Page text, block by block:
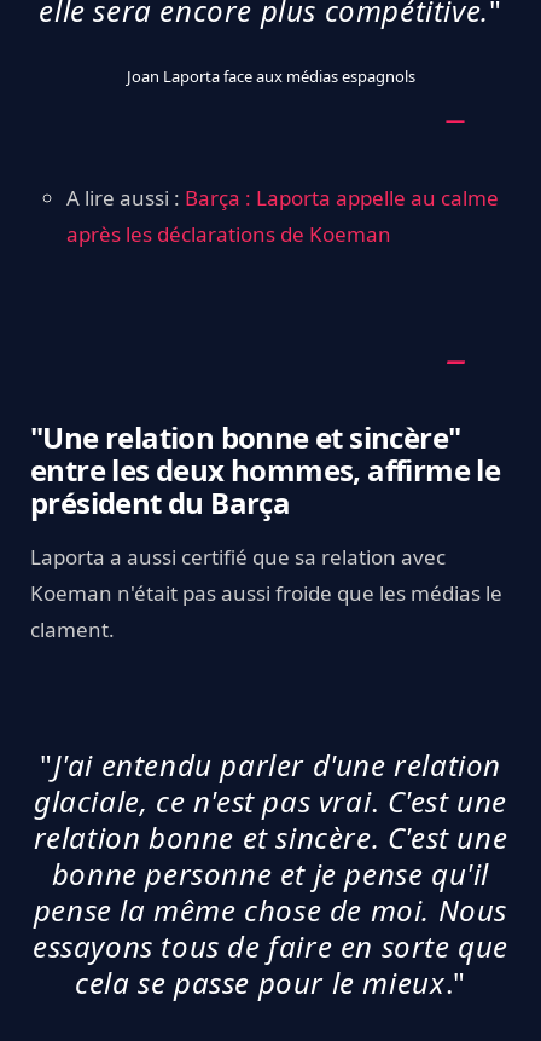
elle sera encore plus compétitive."
Joan Laporta face aux médias espagnols
A lire aussi : Barça : Laporta appelle au calme
après les déclarations de Koeman
"Une relation bonne et sincère"
entre les deux hommes, affirme le
président du Barça
Laporta a aussi certifié que sa relation avec
Koeman n'était pas aussi froide que les médias le
clament.
"J'ai entendu parler d'une relation
glaciale, ce n'est pas vrai. C'est une
relation bonne et sincère. C'est une
bonne personne et je pense qu'il
pense la même chose de moi. Nous
essayons tous de faire en sorte que
cela se passe pour le mieux."